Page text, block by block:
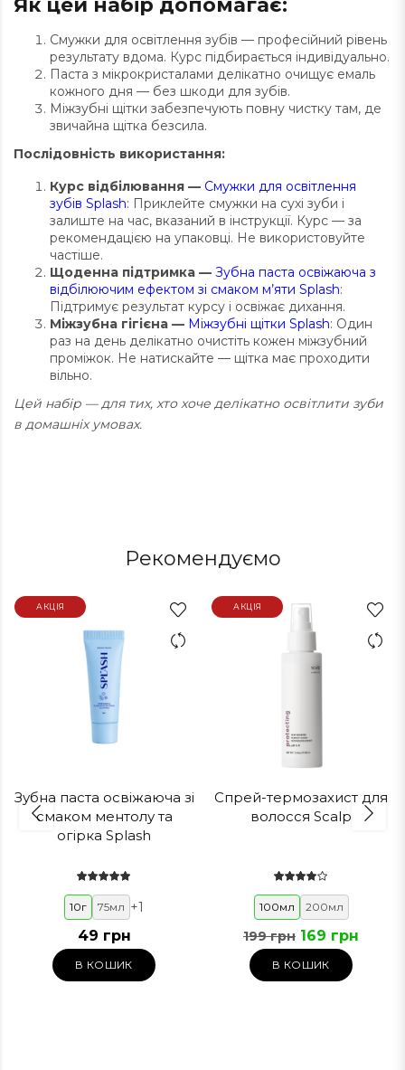
Як цей набір допомагає:
Смужки для освітлення зубів — професійний рівень
результату вдома. Курс підбирається індивідуально.
Паста з мікрокристалами делікатно очищує емаль
кожного дня — без шкоди для зубів.
Міжзубні щітки забезпечують повну чистку там, де
звичайна щітка безсила.
Послідовність використання:
Курс відбілювання — Смужки для освітлення
зубів Splash: Приклейте смужки на сухі зуби і
залиште на час, вказаний в інструкції. Курс — за
рекомендацією на упаковці. Не використовуйте
частіше.
Щоденна підтримка — Зубна паста освіжаюча з
відбілюючим ефектом зі смаком м’яти Splash:
Підтримує результат курсу і освіжає дихання.
Міжзубна гігієна — Міжзубні щітки Splash: Один
раз на день делікатно очистіть кожен міжзубний
проміжок. Не натискайте — щітка має проходити
вільно.
Цей набір — для тих, хто хоче делікатно освітлити зуби
в домашніх умовах.
Рекомендуємо
АКЦІЯ
Зубна паста освіжаюча зі
смаком ментолу та
огірка Splash
10г 75мл +1
49 грн
В КОШИК
АКЦІЯ
Спрей-термозахист для
волосся Scalp
100мл 200мл
199 грн 169 грн
В КОШИК